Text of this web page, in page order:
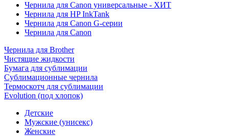
Чернила для Canon универсальные - ХИТ
Чернила для HP InkTank
Чернила для Canon G-серии
Чернила для Canon
Чернила для Brother
Чистящие жидкости
Бумага для сублимации
Сублимационные чернила
Термоскотч для сублимации
Evolution (под хлопок)
Детские
Мужские (унисекс)
Женские